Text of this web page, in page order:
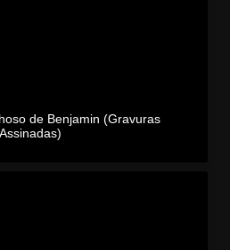
de Benjamin (Gravuras
Assinadas)